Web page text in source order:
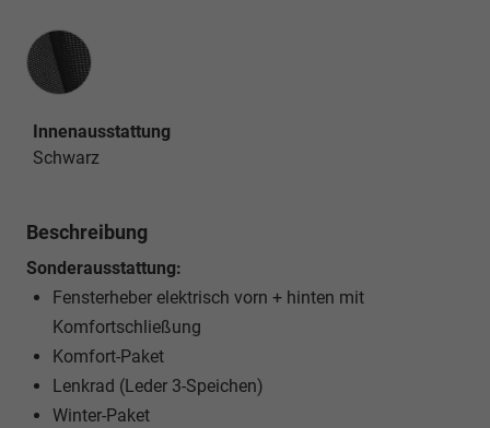
Innenausstattung
Innenausstattung
Schwarz
Beschreibung
Sonderausstattung:
Fensterheber elektrisch vorn + hinten mit
Komfortschließung
Komfort-Paket
Lenkrad (Leder 3-Speichen)
Winter-Paket